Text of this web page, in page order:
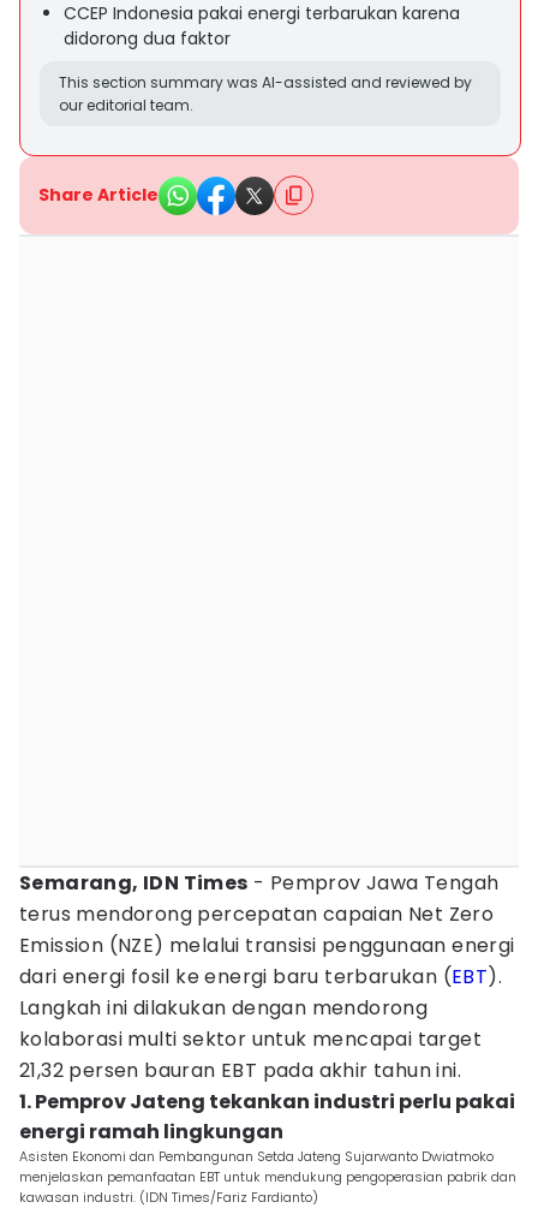
CCEP Indonesia pakai energi terbarukan karena
didorong dua faktor
This section summary was AI-assisted and reviewed by
our editorial team.
Share Article
Semarang, IDN Times - Pemprov Jawa Tengah
terus mendorong percepatan capaian Net Zero
Emission (NZE) melalui transisi penggunaan energi
dari energi fosil ke energi baru terbarukan (EBT).
Langkah ini dilakukan dengan mendorong
kolaborasi multi sektor untuk mencapai target
21,32 persen bauran EBT pada akhir tahun ini.
1. Pemprov Jateng tekankan industri perlu pakai
energi ramah lingkungan
Asisten Ekonomi dan Pembangunan Setda Jateng Sujarwanto Dwiatmoko
menjelaskan pemanfaatan EBT untuk mendukung pengoperasian pabrik dan
kawasan industri. (IDN Times/Fariz Fardianto)